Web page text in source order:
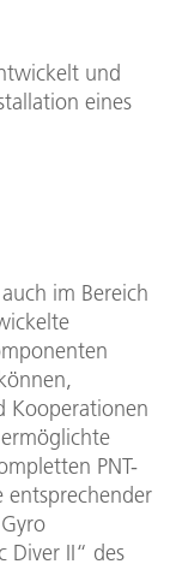
und
eines
im Bereich
Kooperationen
PNT-
entsprechender
Diver II“ des